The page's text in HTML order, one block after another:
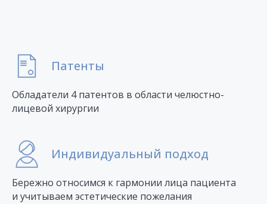
Патенты
Обладатели 4 патентов в области челюстно-
лицевой хирургии
Индивидуальный подход
Бережно относимся к гармонии лица пациента
и учитываем эстетические пожелания